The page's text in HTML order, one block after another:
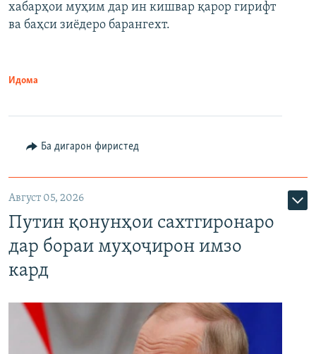
720p 1080p
хабарҳои муҳим дар ин кишвар қарор гирифт
ва баҳси зиёдеро барангехт.
Идома
Ба дигарон фиристед
Август 05, 2026
Путин қонунҳои сахтгиронаро
дар бораи муҳоҷирон имзо
кард